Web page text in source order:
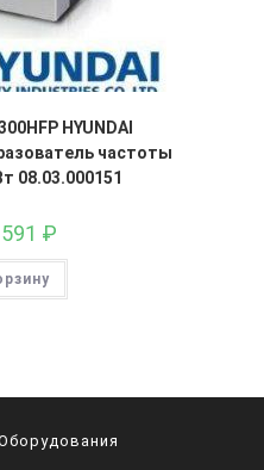
HYUNDAI
частоты
08.03.000151
₽